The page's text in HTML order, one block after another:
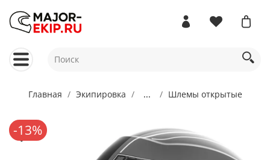
Главная Экипировка ... Шлемы открытые
-13%